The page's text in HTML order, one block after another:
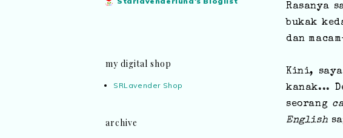
Rasanya
bukak
dan
Kini, saya
kanak...
seorang
English
my digital shop
SRLavender Shop
archive